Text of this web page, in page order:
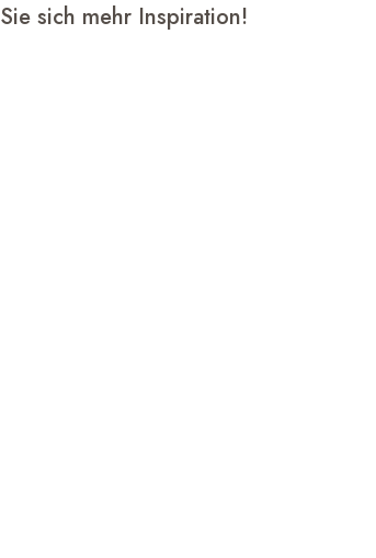
sich mehr Inspiration!